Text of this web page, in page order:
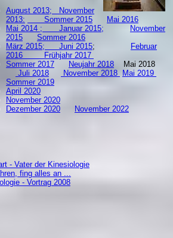
August 2013;
November
2013:
Sommer 2015
Mai 2016
Mai 2014 ; Januar 2015;
November
2015
Sommer 2016
März 2015; Juni 2015;
Februar
2016
Frühjahr 2017
Sommer 2017
Neujahr 2018 Mai 2018
Juli 2018
November 2018
Mai 2019
Sommer 2019
April 2020
November 2020
Dezember 2020
November 2022
- Vater der Kinesiologie
fing alles an ...
- Vortrag 2008